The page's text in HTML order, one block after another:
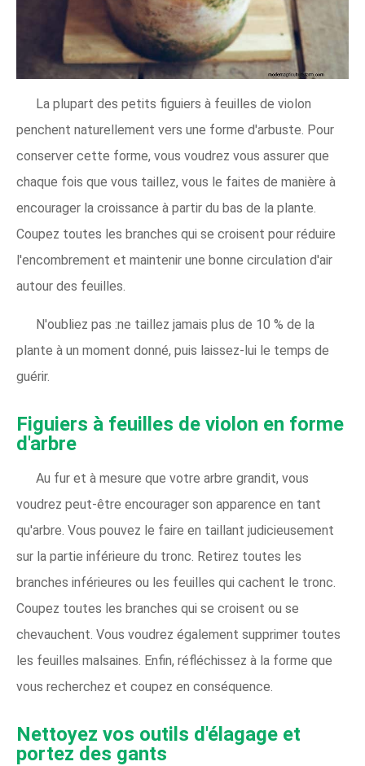
La plupart des petits figuiers à feuilles de violon
penchent naturellement vers une forme d'arbuste. Pour
conserver cette forme, vous voudrez vous assurer que
chaque fois que vous taillez, vous le faites de manière à
encourager la croissance à partir du bas de la plante.
Coupez toutes les branches qui se croisent pour réduire
l'encombrement et maintenir une bonne circulation d'air
autour des feuilles.
N'oubliez pas :ne taillez jamais plus de 10 % de la
plante à un moment donné, puis laissez-lui le temps de
guérir.
Figuiers à feuilles de violon en forme
d'arbre
Au fur et à mesure que votre arbre grandit, vous
voudrez peut-être encourager son apparence en tant
qu'arbre. Vous pouvez le faire en taillant judicieusement
sur la partie inférieure du tronc. Retirez toutes les
branches inférieures ou les feuilles qui cachent le tronc.
Coupez toutes les branches qui se croisent ou se
chevauchent. Vous voudrez également supprimer toutes
les feuilles malsaines. Enfin, réfléchissez à la forme que
vous recherchez et coupez en conséquence.
Nettoyez vos outils d'élagage et
portez des gants